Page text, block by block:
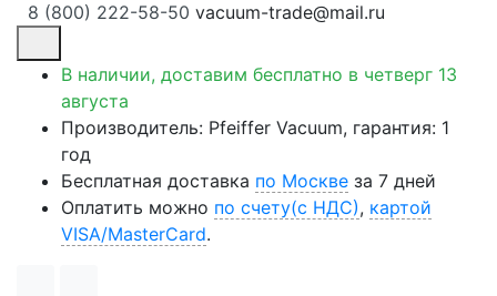
8 (800) 222-58-50 vacuum-trade@mail.ru
В наличии, доставим бесплатно в четверг 13
августа
Производитель: Pfeiffer Vacuum, гарантия: 1
год
Бесплатная доставка по Москве за 7 дней
Оплатить можно по счету(с НДС), картой
VISA/MasterCard.